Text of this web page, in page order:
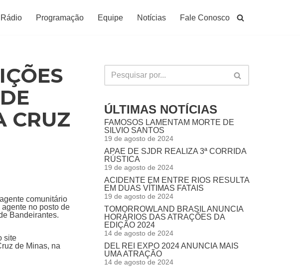
Programação Equipe Notícias Fale Conosco
CRUZ
comunitário
no posto de
Bandeirantes.
site
de Minas, na
ÚLTIMAS NOTÍCIAS
FAMOSOS LAMENTAM MORTE DE
SILVIO SANTOS
19 de agosto de 2024
APAE DE SJDR REALIZA 3ª CORRIDA
RÚSTICA
19 de agosto de 2024
ACIDENTE EM ENTRE RIOS RESULTA
EM DUAS VÍTIMAS FATAIS
19 de agosto de 2024
TOMORROWLAND BRASIL ANUNCIA
HORÁRIOS DAS ATRAÇÕES DA
EDIÇÃO 2024
14 de agosto de 2024
DEL REI EXPO 2024 ANUNCIA MAIS
UMA ATRAÇÃO
14 de agosto de 2024